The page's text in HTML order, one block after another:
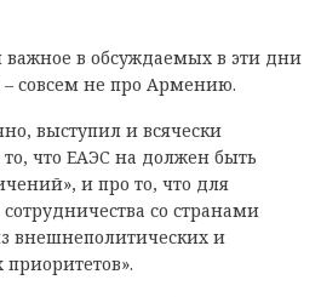
важное в обсуждаемых в эти дни
– совсем не про Армению.
выступил и всячески
то, что ЕАЭС на должен быть
и про то, что для
со странами
внешнеполитических и